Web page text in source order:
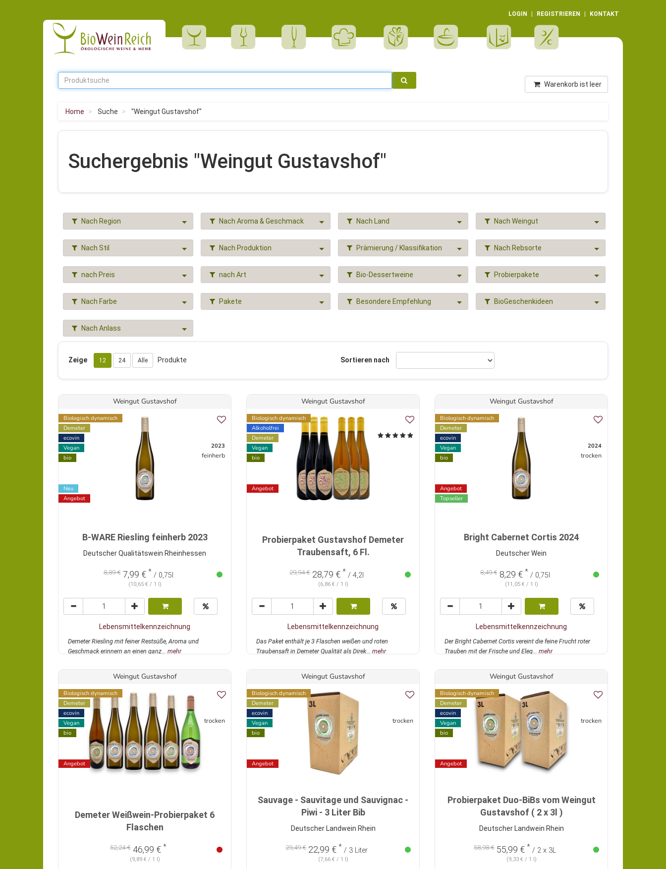
LOGIN REGISTRIEREN KONTAKT
Warenkorb ist leer
Home Suche "Weingut Gustavshof"
Suchergebnis "Weingut Gustavshof"
Nach Region Nach Aroma & Geschmack Nach Land Nach Weingut
Nach Stil Nach Produktion Prämierung / Klassifikation Nach Rebsorte
nach Preis nach Art Bio-Dessertweine Probierpakete
Nach Farbe Pakete Besondere Empfehlung BioGeschenkideen
Nach Anlass
Zeige 12 24 Alle Produkte Sortieren nach
Weingut Gustavshof
Biologisch dynamisch
Demeter
ecovin
Vegan
bio
Neu
Angebot
2023
feinherb
B-WARE Riesling feinherb 2023
Deutscher Qualitätswein Rheinhessen
8,89 €7,99 € * / 0,75l
(10,65 € / 1 l)
Lebensmittelkennzeichnung
Demeter Riesling mit feiner Restsüße, Aroma und
Geschmack erinnern an einen ganz... mehr
Weingut Gustavshof
Biologisch dynamisch
Alkoholfrei
Demeter
Vegan
bio
Angebot
Probierpaket Gustavshof Demeter
Traubensaft, 6 Fl.
29,94 € 28,79 € * / 4,2l
(6,86 € / 1 l)
Lebensmittelkennzeichnung
Das Paket enthält je 3 Flaschen weißen und roten
Traubensaft in Demeter Qualität als Direk... mehr
Weingut Gustavshof
Biologisch dynamisch
Demeter
ecovin
Vegan
bio
Angebot
Topseller
2024
trocken
Bright Cabernet Cortis 2024
Deutscher Wein
8,49 €8,29 € * / 0,75l
(11,05 € / 1 l)
Lebensmittelkennzeichnung
Der Bright Cabernet Cortis vereint die feine Frucht roter
Trauben mit der Frische und Eleg... mehr
Weingut Gustavshof
Biologisch dynamisch
Demeter
ecovin
Vegan
bio
Angebot
trocken
Demeter Weißwein-Probierpaket 6
Flaschen
52,24 € 46,99 € *
(9,89 € / 1 l)
Weingut Gustavshof
Biologisch dynamisch
Demeter
ecovin
Vegan
bio
Angebot
trocken
Sauvage - Sauvitage und Sauvignac -
Piwi - 3 Liter Bib
Deutscher Landwein Rhein
29,49 € 22,99 € * / 3 Liter
(7,66 € / 1 l)
Weingut Gustavshof
Biologisch dynamisch
Demeter
ecovin
Vegan
bio
Angebot
trocken
Probierpaket Duo-BiBs vom Weingut
Gustavshof ( 2 x 3l )
Deutscher Landwein Rhein
58,98 € 55,99 € * / 2 x 3L
(9,33 € / 1 l)